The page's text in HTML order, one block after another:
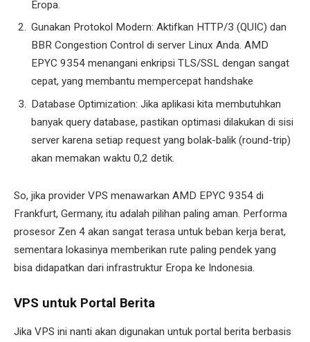
Eropa.
Gunakan Protokol Modern: Aktifkan HTTP/3 (QUIC) dan
BBR Congestion Control di server Linux Anda. AMD
EPYC 9354 menangani enkripsi TLS/SSL dengan sangat
cepat, yang membantu mempercepat handshake
Database Optimization: Jika aplikasi kita membutuhkan
banyak query database, pastikan optimasi dilakukan di sisi
server karena setiap request yang bolak-balik (round-trip)
akan memakan waktu 0,2 detik.
So, jika provider VPS menawarkan AMD EPYC 9354 di
Frankfurt, Germany, itu adalah pilihan paling aman. Performa
prosesor Zen 4 akan sangat terasa untuk beban kerja berat,
sementara lokasinya memberikan rute paling pendek yang
bisa didapatkan dari infrastruktur Eropa ke Indonesia.
VPS untuk Portal Berita
Jika VPS ini nanti akan digunakan untuk portal berita berbasis